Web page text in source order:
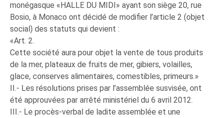
monégasque «HALLE DU MIDI» ayant son siège 20, rue
Bosio, à Monaco ont décidé de modifier l’article 2 (objet
social) des statuts qui devient :
«Art. 2.
Cette société aura pour objet la vente de tous produits
de la mer, plateaux de fruits de mer, gibiers, volailles,
glace, conserves alimentaires, comestibles, primeurs.»
II.- Les résolutions prises par l’assemblée susvisée, ont
été approuvées par arrêté ministériel du 6 avril 2012.
III.- Le procès-verbal de ladite assemblée et une